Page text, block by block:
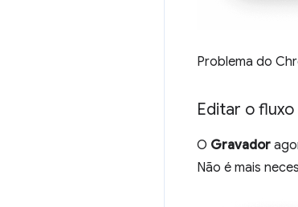
Problema do
Editar o
O Gravador
Não é mais